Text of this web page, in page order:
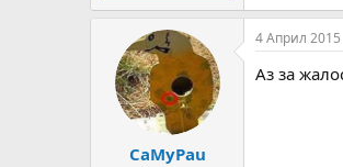
CaMyPau
4 Април 2015
Аз за